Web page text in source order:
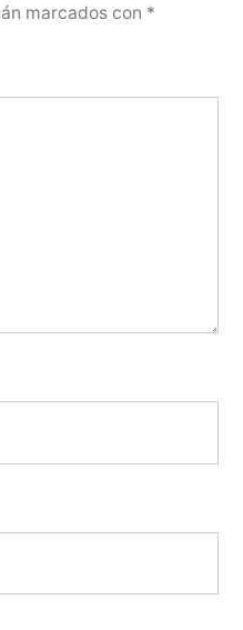
marcados con *